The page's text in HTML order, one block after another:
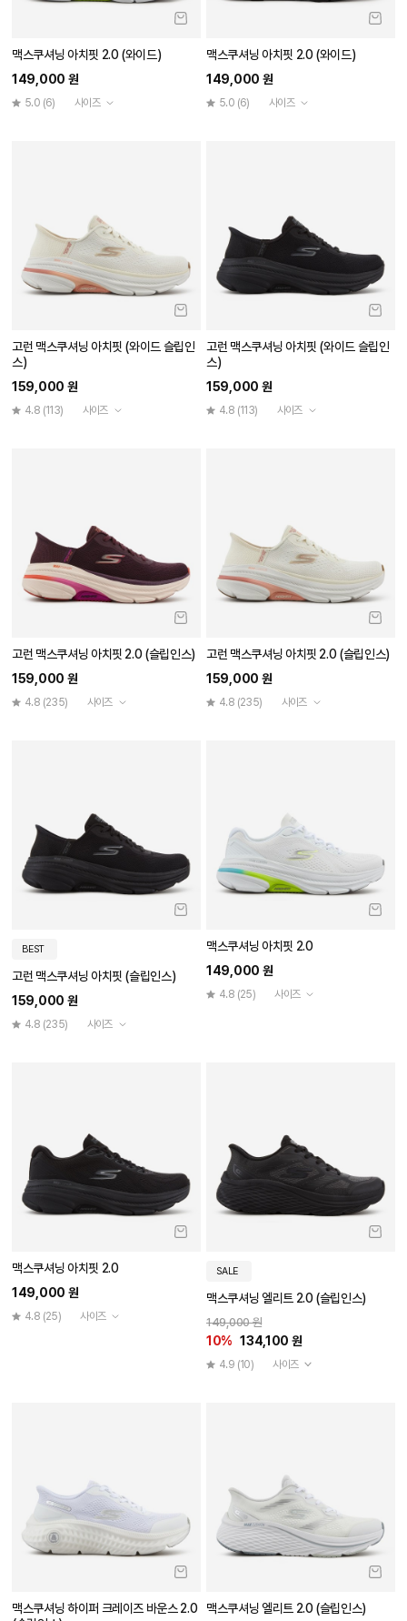
맥스쿠셔닝 아치핏 2.0 (와이드)
149,000 원
5.0 (6) 사이즈
맥스쿠셔닝 아치핏 2.0 (와이드)
149,000 원
5.0 (6) 사이즈
고런 맥스쿠셔닝 아치핏 (와이드 슬립인
스)
159,000 원
4.8 (113) 사이즈
고런 맥스쿠셔닝 아치핏 (와이드 슬립인
스)
159,000 원
4.8 (113) 사이즈
고런 맥스쿠셔닝 아치핏 2.0 (슬립인스)
159,000 원
4.8 (235) 사이즈
고런 맥스쿠셔닝 아치핏 2.0 (슬립인스)
159,000 원
4.8 (235) 사이즈
BEST
고런 맥스쿠셔닝 아치핏 (슬립인스)
159,000 원
4.8 (235) 사이즈
맥스쿠셔닝 아치핏 2.0
149,000 원
4.8 (25) 사이즈
맥스쿠셔닝 아치핏 2.0
149,000 원
4.8 (25) 사이즈
SALE
맥스쿠셔닝 엘리트 2.0 (슬립인스)
149,000 원
10% 134,100 원
4.9 (10) 사이즈
맥스쿠셔닝 하이퍼 크레이즈 바운스 2.0
맥스쿠셔닝 엘리트 2.0 (슬립인스)